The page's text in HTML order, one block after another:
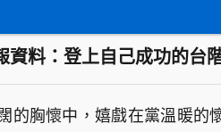
資料：登上自己成功的台
的胸懷中，嬉戲在黨溫暖的